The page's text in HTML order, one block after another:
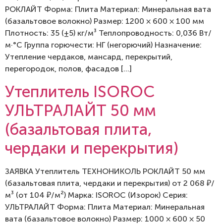
РОКЛАЙТ Форма: Плита Материал: Минеральная вата
(базальтовое волокно) Размер: 1200 × 600 × 100 мм
Плотность: 35 (±5) кг/м³ Теплопроводность: 0,036 Вт/
м·°C Группа горючести: НГ (негорючий) Назначение:
Утепление чердаков, мансард, перекрытий,
перегородок, полов, фасадов […]
Утеплитель ISOROC
УЛЬТРАЛАЙТ 50 мм
(базальтовая плита,
чердаки и перекрытия)
ЗАЯВКА Утеплитель ТЕХНОНИКОЛЬ РОКЛАЙТ 50 мм
(базальтовая плита, чердаки и перекрытия) от 2 068 ₽/
м³ (от 104 ₽/м²) Марка: ISOROC (Изорок) Серия:
УЛЬТРАЛАЙТ Форма: Плита Материал: Минеральная
вата (базальтовое волокно) Размер: 1000 × 600 × 50